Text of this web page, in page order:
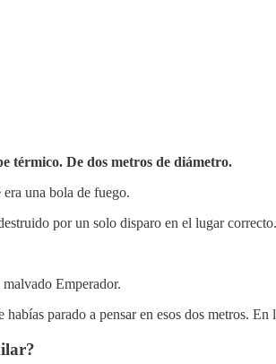
térmico. De dos metros de diámetro.
una bola de fuego.
por un solo disparo en el lugar correcto.
Emperador.
parado a pensar en esos dos metros.